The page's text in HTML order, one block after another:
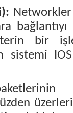
Networkler
bir
sistemi